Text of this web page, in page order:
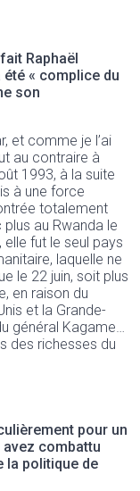
Raphaël
« complice du
son
et comme je l’ai
au contraire à
1993, à la suite
à une force
totalement
au Rwanda le
elle fut le seul pays
laquelle ne
le 22 juin, soit plus
en raison du
et la Grande-
général Kagame…
des richesses du
pour un
combattu
la politique de